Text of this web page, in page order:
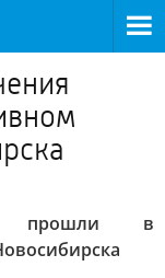
прошли в